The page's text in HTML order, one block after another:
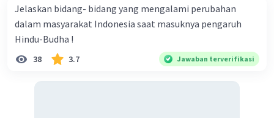
Jelaskan bidang- bidang yang mengalami perubahan
dalam masyarakat Indonesia saat masuknya pengaruh
Hindu-Budha !
38 3.7 Jawaban terverifikasi